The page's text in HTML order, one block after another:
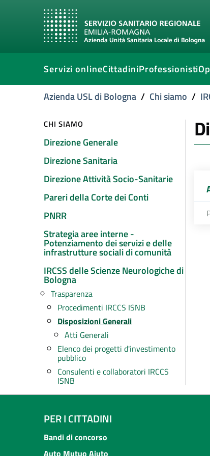
Servizi onlineCittadiniProfessionisti
Azienda USL di Bologna / Chi siamo /
CHI SIAMO
Direzione Generale
Direzione Sanitaria
Direzione Attività Socio-Sanitarie
Pareri della Corte dei Conti
PNRR
Strategia aree interne -
Potenziamento dei servizi e delle
infrastrutture sociali di comunità
IRCSS delle Scienze Neurologiche di
Bologna
Trasparenza
Procedimenti IRCCS ISNB
Disposizioni Generali
Atti Generali
Elenco dei progetti d'investimento
pubblico
Consulenti e collaboratori IRCCS
ISNB
PER I CITTADINI
Bandi di concorso
Auto Mutuo Aiuto